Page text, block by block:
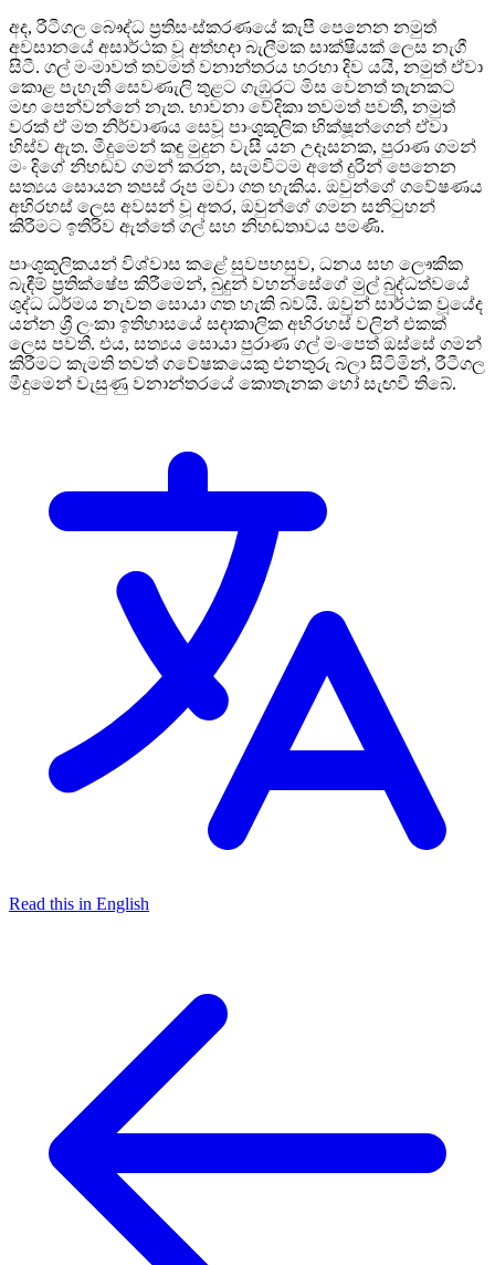
අද, රීටීගල බෞද්ධ ප්‍රතිසංස්කරණයේ කැපී පෙනෙන නමුත්
අවසානයේ අසාර්ථක වූ අත්හදා බැලීමක සාක්ෂියක් ලෙස නැගී
සිටී. ගල් මංමාවත් තවමත් වනාන්තරය හරහා දිව යයි, නමුත් ඒවා
කොළ පැහැති සෙවණැලි තුළට ගැඹුරට මිස වෙනත් තැනකට
මඟ පෙන්වන්නේ නැත. භාවනා වේදිකා තවමත් පවතී, නමුත්
වරක් ඒ මත නිර්වාණය සෙවූ පාංශුකූලික භික්ෂූන්ගෙන් ඒවා
හිස්ව ඇත. මීදුමෙන් කඳු මුදුන වැසී යන උදෑසනක, පුරාණ ගමන්
මං දිගේ නිහඬව ගමන් කරන, සැමවිටම අතේ දුරින් පෙනෙන
සත්‍යය සොයන තපස් රූප මවා ගත හැකිය. ඔවුන්ගේ ගවේෂණය
අභිරහස් ලෙස අවසන් වූ අතර, ඔවුන්ගේ ගමන සනිටුහන්
කිරීමට ඉතිරිව ඇත්තේ ගල් සහ නිහඬතාවය පමණි.
පාංශුකූලිකයන් විශ්වාස කළේ සුවපහසුව, ධනය සහ ලෞකික
බැඳීම් ප්‍රතික්ෂේප කිරීමෙන්, බුදුන් වහන්සේගේ මුල් බුද්ධත්වයේ
ශුද්ධ ධර්මය නැවත සොයා ගත හැකි බවයි. ඔවුන් සාර්ථක වූයේද
යන්න ශ්‍රී ලංකා ඉතිහාසයේ සදාකාලික අභිරහස් වලින් එකක්
ලෙස පවතී. එය, සත්‍යය සොයා පුරාණ ගල් මංපෙත් ඔස්සේ ගමන්
කිරීමට කැමති තවත් ගවේෂකයෙකු එනතුරු බලා සිටිමින්, රීටීගල
මීදුමෙන් වැසුණු වනාන්තරයේ කොතැනක හෝ සැඟවී තිබේ.
Read this in English